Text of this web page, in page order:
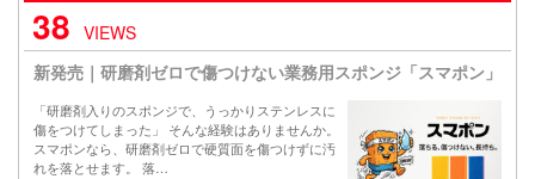
38 VIEWS
新発売｜研磨剤ゼロで傷つけない業務用スポンジ「スマポン」
「研磨剤入りのスポンジで、うっかりステンレスに
傷をつけてしまった」 そんな経験はありませんか。
スマポンなら、研磨剤ゼロで硬質面を傷つけずに汚
れを落とせます。 落…